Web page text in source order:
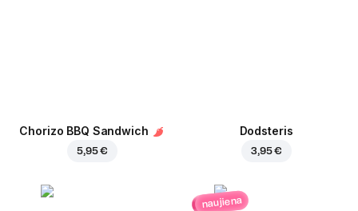
Chorizo BBQ Sandwich
5,95 €
Dodsteris
3,95 €
naujiena